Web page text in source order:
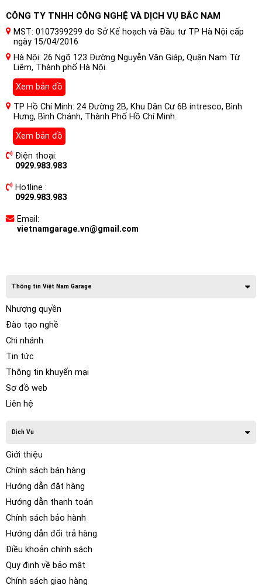
CÔNG TY TNHH CÔNG NGHỆ VÀ DỊCH VỤ BẮC NAM
MST: 0107399299 do Sở Kế hoạch và Đầu tư TP Hà Nội cấp
ngày 15/04/2016
Hà Nội: 26 Ngõ 123 Đường Nguyễn Văn Giáp, Quận Nam Từ
Liêm, Thành phố Hà Nội.
Xem bản đồ
TP Hồ Chí Minh: 24 Đường 2B, Khu Dân Cư 6B intresco, Bình
Hưng, Bình Chánh, Thành Phố Hồ Chí Minh.
Xem bản đồ
Điện thoại:
0929.983.983
Hotline :
0929.983.983
Email:
vietnamgarage.vn@gmail.com
Thông tin Việt Nam Garage
Nhượng quyền
Đào tạo nghề
Chi nhánh
Tin tức
Thông tin khuyến mại
Sơ đồ web
Liên hệ
Dịch Vụ
Giới thiệu
Chính sách bán hàng
Hướng dẫn đặt hàng
Hướng dẫn thanh toán
Chính sách bảo hành
Hướng dẫn đổi trả hàng
Điều khoản chính sách
Quy định về bảo mật
Chính sách giao hàng